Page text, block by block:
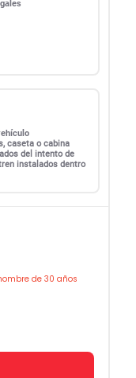
caseta o cabina
del intento de
instalados dentro
de 30 años